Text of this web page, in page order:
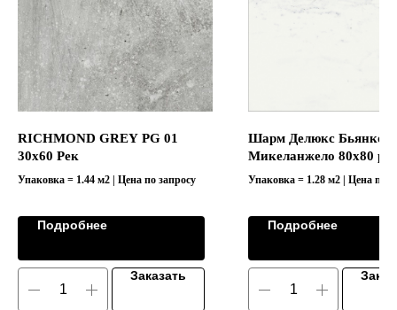
RICHMOND GREY PG 01
30x60 Рек
Упаковка = 1.44 м2 | Цена по запросу
Подробнее
Заказать
Шарм Делюкс Бьянко
Микеланжело 80х80 рет
Упаковка = 1.28 м2 | Цена по
Подробнее